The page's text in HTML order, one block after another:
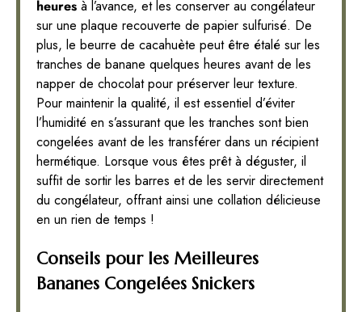
heures à l’avance, et les conserver au congélateur
sur une plaque recouverte de papier sulfurisé. De
plus, le beurre de cacahuète peut être étalé sur les
tranches de banane quelques heures avant de les
napper de chocolat pour préserver leur texture.
Pour maintenir la qualité, il est essentiel d’éviter
l’humidité en s’assurant que les tranches sont bien
congelées avant de les transférer dans un récipient
hermétique. Lorsque vous êtes prêt à déguster, il
suffit de sortir les barres et de les servir directement
du congélateur, offrant ainsi une collation délicieuse
en un rien de temps !
Conseils pour les Meilleures
Bananes Congelées Snickers